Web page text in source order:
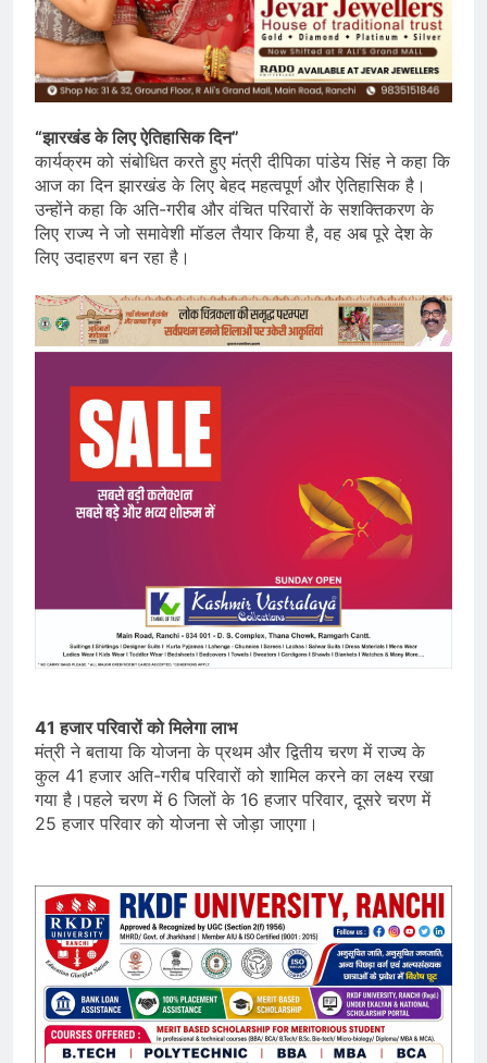
“झारखंड के लिए ऐतिहासिक दिन”
कार्यक्रम को संबोधित करते हुए मंत्री दीपिका पांडेय सिंह ने कहा कि
आज का दिन झारखंड के लिए बेहद महत्वपूर्ण और ऐतिहासिक है।
उन्होंने कहा कि अति-गरीब और वंचित परिवारों के सशक्तिकरण के
लिए राज्य ने जो समावेशी मॉडल तैयार किया है, वह अब पूरे देश के
लिए उदाहरण बन रहा है।
41 हजार परिवारों को मिलेगा लाभ
मंत्री ने बताया कि योजना के प्रथम और द्वितीय चरण में राज्य के
कुल 41 हजार अति-गरीब परिवारों को शामिल करने का लक्ष्य रखा
गया है।पहले चरण में 6 जिलों के 16 हजार परिवार, दूसरे चरण में
25 हजार परिवार को योजना से जोड़ा जाएगा।